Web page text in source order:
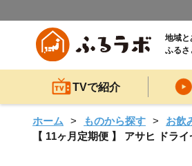
地域と
ふるさ
TVで紹介
ホーム ものから探す お飲
【 11ヶ月定期便 】 アサヒ ドラ